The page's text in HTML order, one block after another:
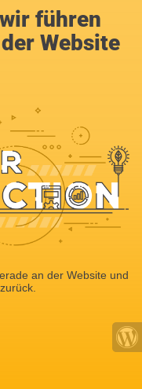
führen
Website
an der Website und